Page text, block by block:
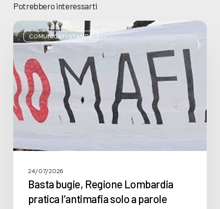
Potrebbero interessarti
COMUNICATI STAMPA
Basta
bugie,
Regione
Lombardia
pratica
l’antimafia
solo
a
parole
24/07/2026
Basta bugie, Regione Lombardia
pratica l’antimafia solo a parole